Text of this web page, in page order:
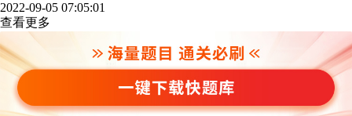
2022-09-05 07:05:01
查看更多